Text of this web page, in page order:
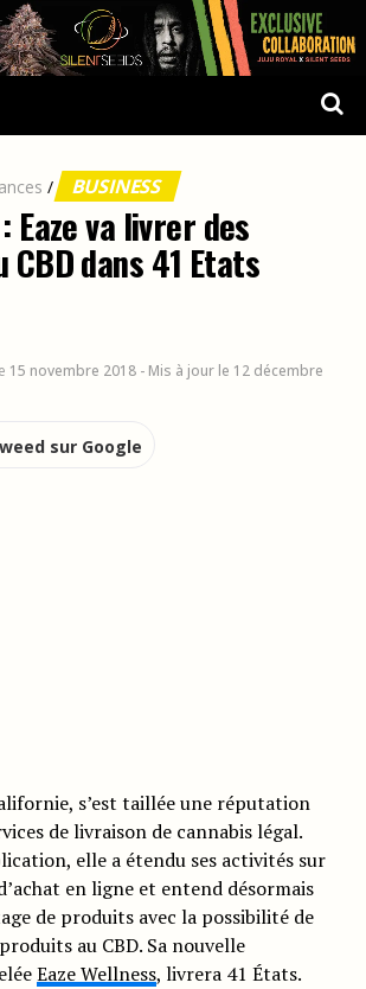
/ BUSINESS
Eaze va livrer des
dans 41 Etats
15 novembre 2018 - Mis à jour le 12 décembre
sur Google
s’est taillée une réputation
de livraison de cannabis légal.
elle a étendu ses activités sur
en ligne et entend désormais
de produits avec la possibilité de
au CBD. Sa nouvelle
Eaze Wellness, livrera 41 États.